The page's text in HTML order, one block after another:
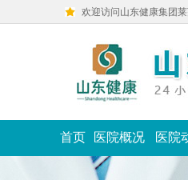
欢迎访问山东健康集团
首页 医院概况 医院